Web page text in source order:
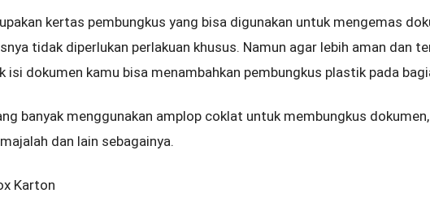
kertas pembungkus yang bisa digunakan untuk mengemas
tidak diperlukan perlakuan khusus. Namun agar lebih aman dan
isi dokumen kamu bisa menambahkan pembungkus plastik pada
banyak menggunakan amplop coklat untuk membungkus
dan lain sebagainya.
Karton